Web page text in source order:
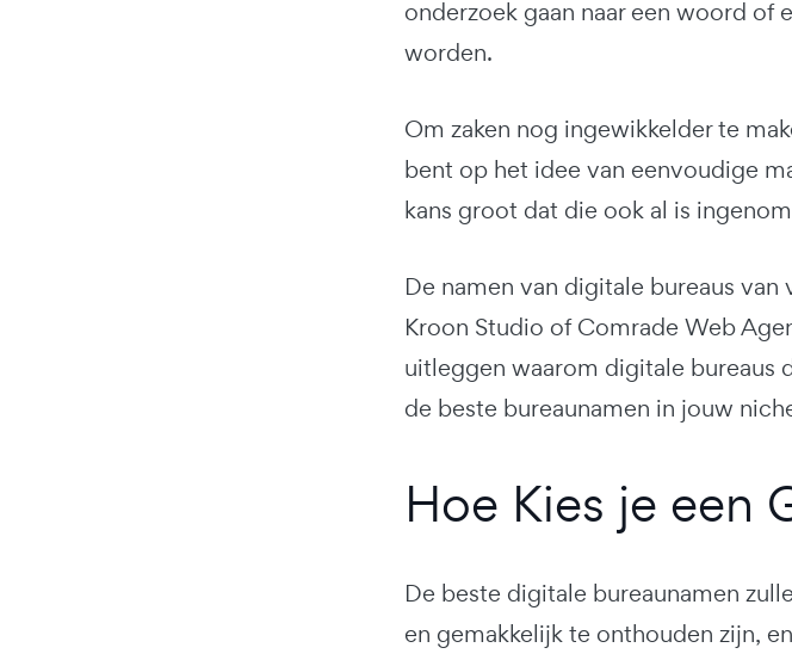
onderzoek gaan naar een woord
worden.
Om zaken nog ingewikkelder te
bent op het idee van eenvoudige
kans groot dat die ook al is
De namen van digitale bureaus
Kroon Studio of Comrade Web
uitleggen waarom digitale bureaus
de beste bureaunamen in jouw
Hoe Kies je een
De beste digitale bureaunamen
en gemakkelijk te onthouden zijn,